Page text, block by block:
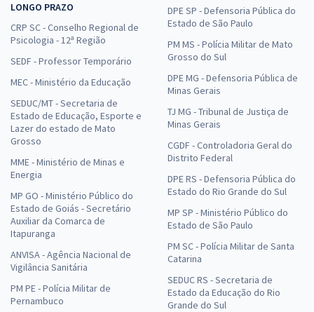
LONGO PRAZO
CRP SC - Conselho Regional de
Psicologia - 12ª Região
SEDF - Professor Temporário
MEC - Ministério da Educação
SEDUC/MT - Secretaria de
Estado de Educação, Esporte e
Lazer do estado de Mato
Grosso
MME - Ministério de Minas e
Energia
MP GO - Ministério Público do
Estado de Goiás - Secretário
Auxiliar da Comarca de
Itapuranga
ANVISA - Agência Nacional de
Vigilância Sanitária
PM PE - Polícia Militar de
Pernambuco
DPE SP - Defensoria Pública do
Estado de São Paulo
PM MS - Polícia Militar de Mato
Grosso do Sul
DPE MG - Defensoria Pública de
Minas Gerais
TJ MG - Tribunal de Justiça de
Minas Gerais
CGDF - Controladoria Geral do
Distrito Federal
DPE RS - Defensoria Pública do
Estado do Rio Grande do Sul
MP SP - Ministério Público do
Estado de São Paulo
PM SC - Polícia Militar de Santa
Catarina
SEDUC RS - Secretaria de
Estado da Educação do Rio
Grande do Sul